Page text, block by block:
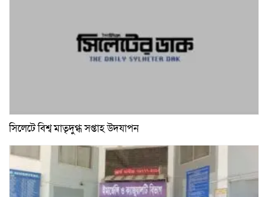
সিলেটে বিশ্ব মাতৃদুগ্ধ সপ্তাহ উদযাপন